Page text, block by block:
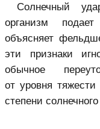
Солнечный
организм
объясняет
эти признаки
обычное
от уровня
степени